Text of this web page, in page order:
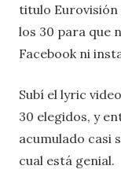
titulo Eurovisión
los 30 para que
Facebook ni
Subí el lyric
30 elegidos, y
acumulado casi
cual está genial.